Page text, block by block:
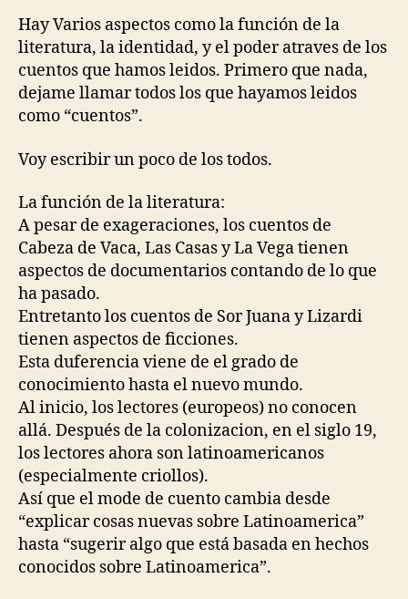
Hay Varios aspectos como la función de la
literatura, la identidad, y el poder atraves de los
cuentos que hamos leidos. Primero que nada,
dejame llamar todos los que hayamos leidos
como “cuentos”.
Voy escribir un poco de los todos.
La función de la literatura:
A pesar de exageraciones, los cuentos de
Cabeza de Vaca, Las Casas y La Vega tienen
aspectos de documentarios contando de lo que
ha pasado.
Entretanto los cuentos de Sor Juana y Lizardi
tienen aspectos de ficciones.
Esta duferencia viene de el grado de
conocimiento hasta el nuevo mundo.
Al inicio, los lectores (europeos) no conocen
allá. Después de la colonizacion, en el siglo 19,
los lectores ahora son latinoamericanos
(especialmente criollos).
Así que el mode de cuento cambia desde
“explicar cosas nuevas sobre Latinoamerica”
hasta “sugerir algo que está basada en hechos
conocidos sobre Latinoamerica”.